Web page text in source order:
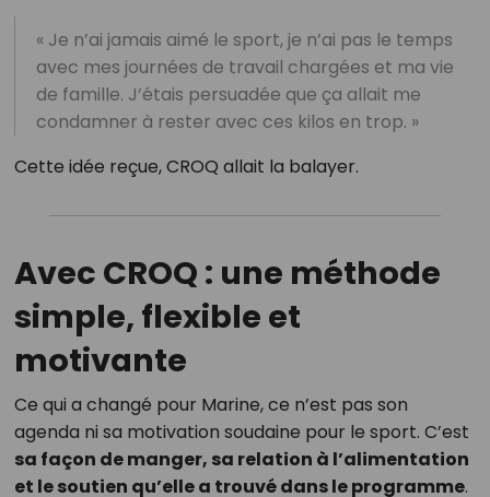
« Je n’ai jamais aimé le sport, je n’ai pas le temps
avec mes journées de travail chargées et ma vie
de famille. J’étais persuadée que ça allait me
condamner à rester avec ces kilos en trop. »
Cette idée reçue, CROQ allait la balayer.
Avec CROQ : une méthode
simple, flexible et
motivante
Ce qui a changé pour Marine, ce n’est pas son
agenda ni sa motivation soudaine pour le sport. C’est
sa façon de manger, sa relation à l’alimentation
et le soutien qu’elle a trouvé dans le programme.